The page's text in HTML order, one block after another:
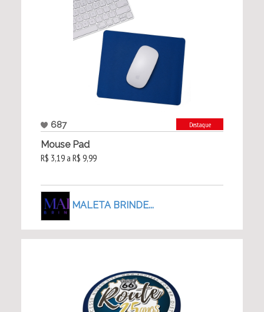
687 Destaque
Mouse Pad
R$ 3,19 a R$ 9,99
MALETA BRINDE...